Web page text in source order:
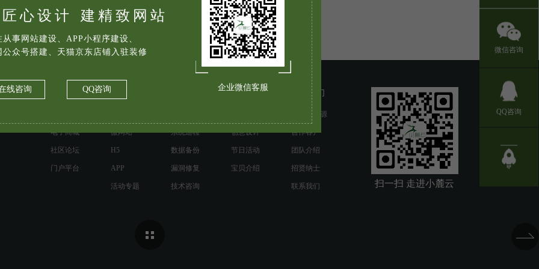
会员单位以及北京外国语
翻译实践基地、翻译人
）之一。
网站建设
电子商城
社区论坛
门户平台
微网站
H5
APP
活动专题
系统巡检
数据备份
漏洞修复
技术咨询
天猫店铺
创意设计
节日活动
宝贝介绍
关于我们
小麓云起源
合作客户
团队介绍
招贤纳士
联系我们 扫一扫 走进小麓云
心设计 建精致网站
从事网站建设、APP小程序建设、
公众号搭建、天猫京东店铺入驻装修
线咨询 QQ咨询 企业微信客服
微信咨询
QQ咨询